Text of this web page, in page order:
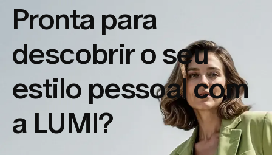
Pronta para
descobrir o seu
estilo pessoal com
a LUMI?